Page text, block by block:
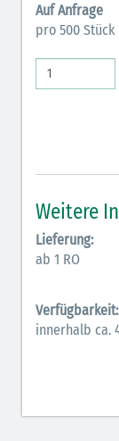
Elektrolyte
Elektrolyte
Hormone
Auf Anfrage
pro 500 Stück
Weitere
Lieferung:
ab 1 RO
Verfügbarkeit:
innerhalb ca.